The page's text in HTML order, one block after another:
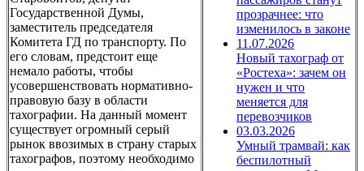
Государственной Думы,
заместитель председателя
Комитета ГД по транспорту. По
его словам, предстоит еще
немало работы, чтобы
усовершенствовать нормативно-
правовую базу в области
тахографии. На данный момент
существует огромный серый
рынок ввозимых в страну старых
тахографов, поэтому необходимо
прозрачнее: что
изменилось в законе
11.07.2026
Новый тахограф от
«Ростеха»: зачем он
нужен и что
меняется для
перевозчиков
03.03.2026
Умный трамвай: как
беспилотный